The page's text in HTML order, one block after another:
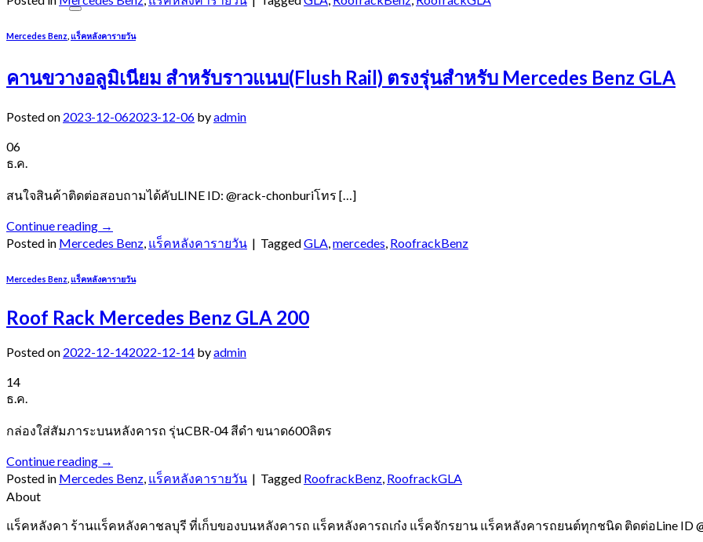
Mercedes Benz แร็คหลังคารายวัน
คานขวางอลูมิเนียม สำหรับราวแนบ(Flush Rail) ตรงรุ่นสำหรับ Mercedes Benz GLA
Posted on 2023-12-062023-12-06 byadmin
06
ธ.ค.
สนใจสินค้าติดต่อสอบถามได้คับLINE ID: @rack-chonburiโทร […]
Continue reading →
Posted in Mercedes Benz, แร็คหลังคารายวัน | TaggedGLA,mercedes, RoofrackBenz
Mercedes Benz แร็คหลังคารายวัน
Roof Rack Mercedes Benz GLA 200
Posted on 2022-12-142022-12-14 byadmin
14
ธ.ค.
กล่องใส่สัมภาระบนหลังคารถ รุ่นCBR-04 สีดำ ขนาด600ลิตร
Continue reading →
Posted in Mercedes Benz, แร็คหลังคารายวัน | Tagged RoofrackBenz, RoofrackGLA
About
แร็คหลังคา ร้านแร็คหลังคาชลบุรี ที่เก็บของบนหลังคารถ แร็คหลังคารถเก๋ง แร็คจักรยาน แร็คหลังคารถยนต์ทุกชนิด ติดต่อLine ID